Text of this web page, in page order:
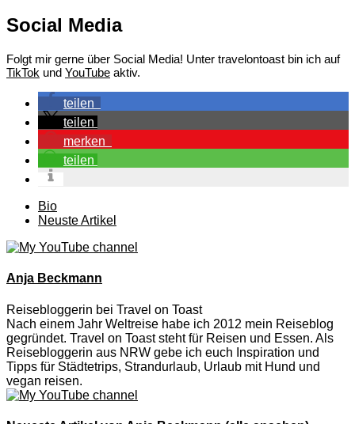
Social Media
Folgt mir gerne über Social Media! Unter travelontoast bin ich auf
TikTok und YouTube aktiv.
teilen
teilen
merken
teilen
The
following
tabs
content
Bio
Neuste Artikel
Anja Beckmann
Reisebloggerin bei Travel on Toast
Nach einem Jahr Weltreise habe ich 2012 mein Reiseblog
gegründet. Travel on Toast steht für Reisen und Essen. Als
Reisebloggerin aus NRW gebe ich euch Inspiration und
Tipps für Städtetrips, Strandurlaub, Urlaub mit Hund und
vegan reisen.